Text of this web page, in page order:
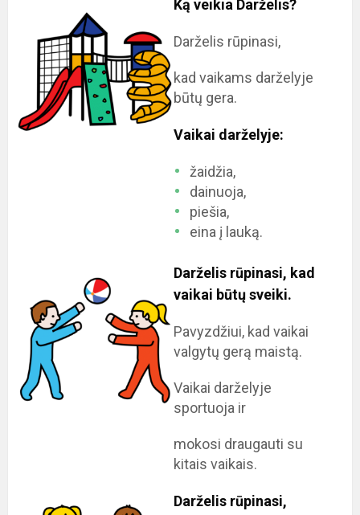
Ką veikia Darželis?
Darželis rūpinasi,
kad vaikams darželyje
būtų gera.
Vaikai darželyje:
žaidžia,
dainuoja,
piešia,
eina į lauką.
Darželis rūpinasi, kad
vaikai būtų sveiki.
Pavyzdžiui, kad vaikai
valgytų gerą maistą.
Vaikai darželyje
sportuoja ir
mokosi draugauti su
kitais vaikais.
Darželis rūpinasi,